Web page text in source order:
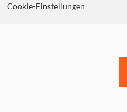
Cookie-Einstellungen